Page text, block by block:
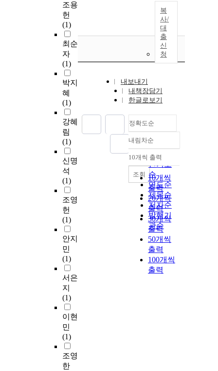
조용
헌
(1)
최순
자
(1)
박지
혜
(1)
강혜
림
(1)
신명
석
(1)
조영
헌
(1)
안지
민
(1)
서은
지
(1)
이현
민
(1)
조영
한
복
사/
대
출
신
청
내보내기
내책장담기
한글로보기
정확도순
정확도
순
인기도
순
연도순
제목순
저자순
발행기
관순
내림차순
내림차순
10개씩 출력
10개씩
출력
20개씩
출력
30개씩
출력
50개씩
출력
100개씩
출력
조회